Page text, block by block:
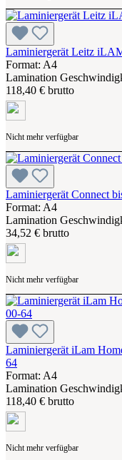
Laminiergerät Leitz
Format: A4
Lamination
118,40 € brutto
Nicht mehr verfügbar
Laminiergerät Connect
Format: A4
Lamination
34,52 € brutto
Nicht mehr verfügbar
Laminiergerät iLam
64
Format: A4
Lamination
118,40 € brutto
Nicht mehr verfügbar